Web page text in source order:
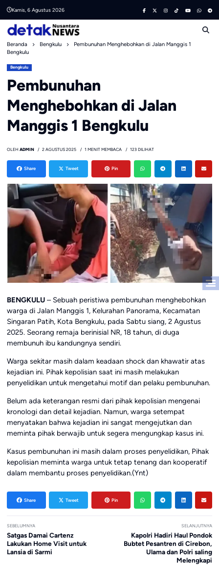
content
Kamis, 6 Agustus 2026
Beranda Bengkulu
Pembunuhan Menghebohkan di Jalan Manggis 1
Bengkulu
Bengkulu
Pembunuhan
Menghebohkan di Jalan
Manggis 1 Bengkulu
OLEH ADMIN 2 AGUSTUS 2025 1 MENIT MEMBACA 123 DILIHAT
Share Tweet Pin
BENGKULU– Sebuah peristiwa pembunuhan menghebohkan
warga di Jalan Manggis 1, Kelurahan Panorama, Kecamatan
Singaran Patih, Kota Bengkulu, pada Sabtu siang, 2 Agustus
2025. Seorang remaja berinisial NR, 18 tahun, di duga
membunuh ibu kandungnya sendiri.
Warga sekitar masih dalam keadaan shock dan khawatir atas
kejadian ini. Pihak kepolisian saat ini masih melakukan
penyelidikan untuk mengetahui motif dan pelaku pembunuhan.
Belum ada keterangan resmi dari pihak kepolisian mengenai
kronologi dan detail kejadian. Namun, warga setempat
menyatakan bahwa kejadian ini sangat mengejutkan dan
meminta pihak berwajib untuk segera mengungkap kasus ini.
Kasus pembunuhan ini masih dalam proses penyelidikan, Pihak
kepolisian meminta warga untuk tetap tenang dan kooperatif
dalam membantu proses penyelidikan.(Ynt)
Share Tweet Pin
SEBELUMNYA
Satgas Damai Cartenz
Lakukan Home Visit untuk
Lansia di Sarmi
SELANJUTNYA
Kapolri Hadiri Haul Pondok
Bubtet Pesantren di Cirebon,
Ulama dan Polri saling
Melengkapi